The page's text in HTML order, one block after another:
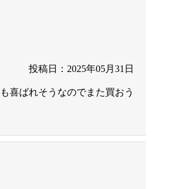
投稿日：2025年05月31日
喜ばれそうなのでまた買おう